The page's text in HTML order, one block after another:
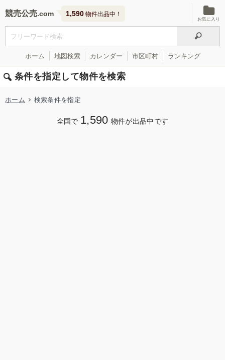
競売公売 1,590 物件出品中！
お気に入り
ホーム 地図検索 カレンダー 市区町村 ランキング
条件を指定して物件を検索
ホーム 検索条件を指定
全国で 1,590 物件が出品中です